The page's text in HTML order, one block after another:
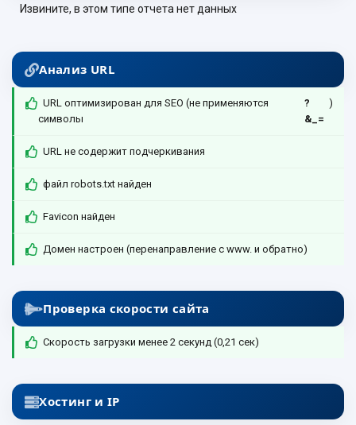
Извините, в этом типе отчета нет данных
Анализ URL
URL оптимизирован для SEO (не применяются
символы
?
&_=
)
URL не содержит подчеркивания
файл robots.txt найден
Favicon найден
Домен настроен (перенаправление с www. и обратно)
Проверка скорости сайта
Скорость загрузки менее 2 секунд (0,21 сек)
Хостинг и IP